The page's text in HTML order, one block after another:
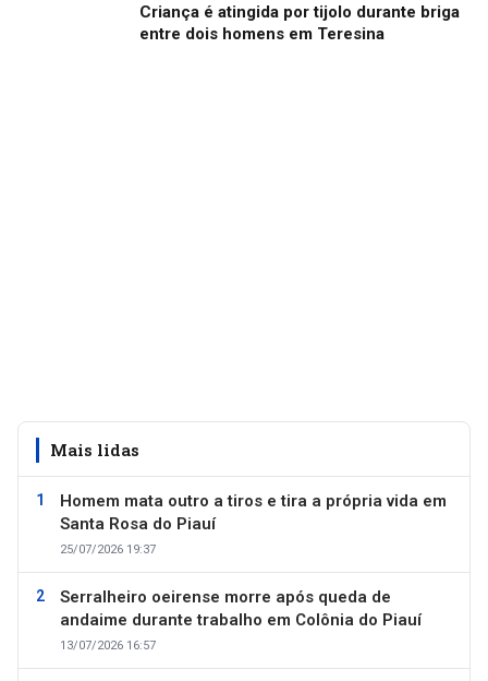
Criança é atingida por tijolo durante briga
entre dois homens em Teresina
Mais lidas
Homem mata outro a tiros e tira a própria vida em
Santa Rosa do Piauí
25/07/2026 19:37
Serralheiro oeirense morre após queda de
andaime durante trabalho em Colônia do Piauí
13/07/2026 16:57